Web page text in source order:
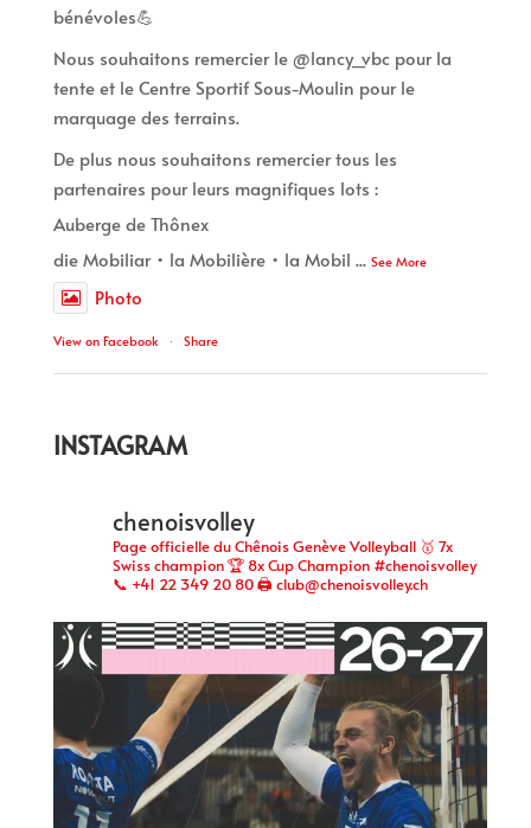
bénévoles💪
Nous souhaitons remercier le @lancy_vbc pour la
tente et le Centre Sportif Sous-Moulin pour le
marquage des terrains.
De plus nous souhaitons remercier tous les
partenaires pour leurs magnifiques lots :
Auberge de Thônex
die Mobiliar • la Mobilière • la Mobil ... See More
Photo
View on Facebook · Share
INSTAGRAM
chenoisvolley
Page officielle du Chênois Genève Volleyball 🥇 7x
Swiss champion 🏆 8x Cup Champion #chenoisvolley
📞 +41 22 349 20 80 🖨 club@chenoisvolley.ch